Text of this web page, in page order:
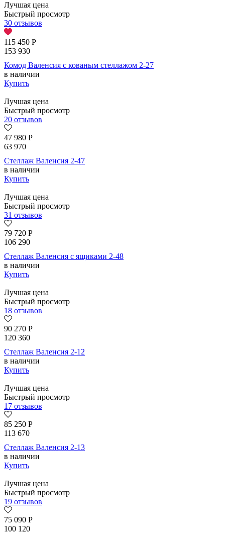
Лучшая цена
Быстрый просмотр
30 отзывов
115 450 Р
153 930
Комод Валенсия с кованым стеллажом 2-27
в наличии
Купить
Лучшая цена
Быстрый просмотр
20 отзывов
47 980 Р
63 970
Стеллаж Валенсия 2-47
в наличии
Купить
Лучшая цена
Быстрый просмотр
31 отзывов
79 720 Р
106 290
Стеллаж Валенсия с ящиками 2-48
в наличии
Купить
Лучшая цена
Быстрый просмотр
18 отзывов
90 270 Р
120 360
Стеллаж Валенсия 2-12
в наличии
Купить
Лучшая цена
Быстрый просмотр
17 отзывов
85 250 Р
113 670
Стеллаж Валенсия 2-13
в наличии
Купить
Лучшая цена
Быстрый просмотр
19 отзывов
75 090 Р
100 120